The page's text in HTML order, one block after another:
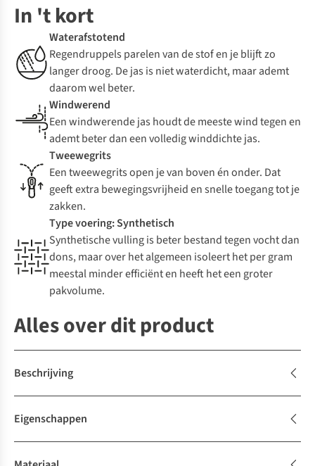
In 't kort
Waterafstotend
Regendruppels parelen van de stof en je blijft zo
langer droog. De jas is niet waterdicht, maar ademt
daarom wel beter.
Windwerend
Een windwerende jas houdt de meeste wind tegen en
ademt beter dan een volledig winddichte jas.
Tweewegrits
Een tweewegrits open je van boven én onder. Dat
geeft extra bewegingsvrijheid en snelle toegang tot je
zakken.
Type voering: Synthetisch
Synthetische vulling is beter bestand tegen vocht dan
dons, maar over het algemeen isoleert het per gram
meestal minder efficiënt en heeft het een groter
pakvolume.
Alles over dit product
Beschrijving
Eigenschappen